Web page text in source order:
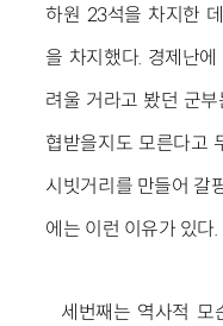
하원 23석을 차지한
을 차지했다. 경제난
려울 거라고 봤던 군
협받을지도 모른다고
시빗거리를 만들어 갈
에는 이런 이유가 있다.
세번째는 역사적 모